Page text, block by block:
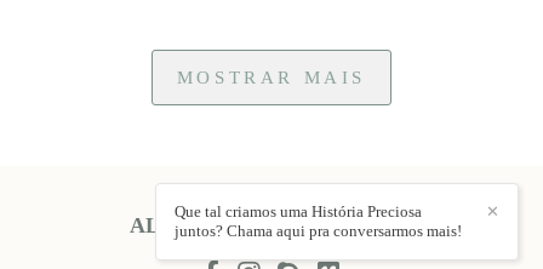
MOSTRAR MAIS
ALINE EVELIN/ CONTATO
✕
Que tal criamos uma História Preciosa
juntos? Chama aqui pra conversarmos mais!